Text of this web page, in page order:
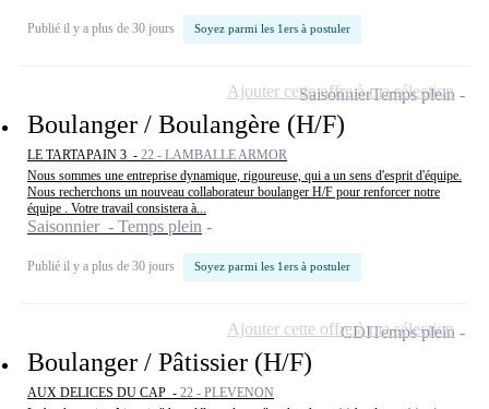
Publié il y a plus de 30 jours Soyez parmi les 1ers à postuler
Boulanger / Boulangère (H/F)
LE TARTAPAIN 3 - 22 - LAMBALLE ARMOR
Nous sommes une entreprise dynamique, rigoureuse, qui a un sens d'esprit d'équipe.
Nous recherchons un nouveau collaborateur boulanger H/F pour renforcer notre
équipe . Votre travail consistera à...
Saisonnier - Temps plein
Publié il y a plus de 30 jours Soyez parmi les 1ers à postuler
SaisonnierTemps plein
Ajouter cette offre à ma sélection
Boulanger / Pâtissier (H/F)
AUX DELICES DU CAP - 22 - PLEVENON
CDITemps plein
Ajouter cette offre à ma sélection